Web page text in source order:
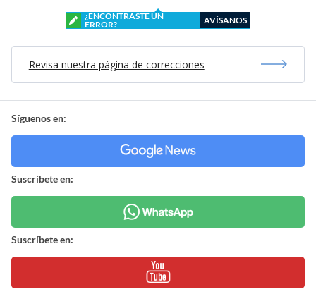
¿ENCONTRASTE UN
ERROR?
AVÍSANOS
Revisa nuestra página de correcciones
Síguenos en:
Suscríbete en:
Suscríbete en: